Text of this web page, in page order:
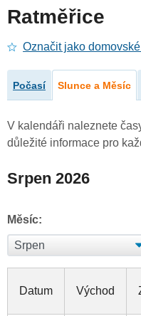
Ratměřice
Označit jako
Počasí Slunce a Měsíc
V kalendáři naleznete
důležité informace pro
Srpen 2026
Měsíc:
Datum Východ